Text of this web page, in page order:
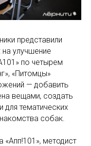
представили
улучшение
по четырем
«Питомцы»
— добавить
вещами, создать
для тематических
собак.
методист